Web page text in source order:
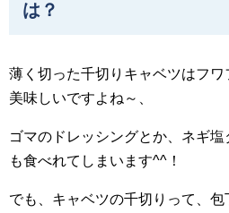
は？
薄く切った千切りキャベツはフ
美味しいですよね～、
ゴマのドレッシングとか、ネギ
も食べれてしまいます^^！
でも、キャベツの千切りって、